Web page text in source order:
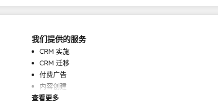
我们提供的服务
CRM 实施
CRM 迁移
付费广告
内容创建
可编程自动化
查看更多